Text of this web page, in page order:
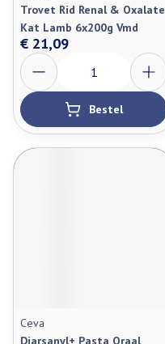
Trovet Rid Renal & Oxalate
Kat Lamb 6x200g Vmd
€ 21,09
Aantal
Bestel
Ceva
Diarsanyl+ Pasta Oraal